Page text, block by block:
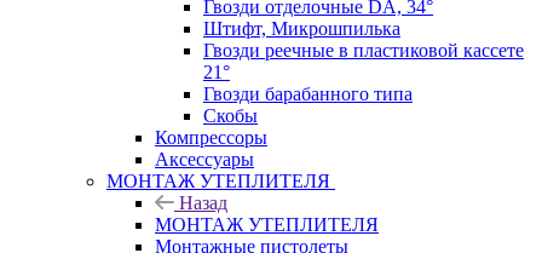
Гвозди отделочные DA, 34°
Штифт, Микрошпилька
Гвозди реечные в пластиковой кассете
21°
Гвозди барабанного типа
Скобы
Компрессоры
Аксессуары
МОНТАЖ УТЕПЛИТЕЛЯ
Назад
МОНТАЖ УТЕПЛИТЕЛЯ
Монтажные пистолеты